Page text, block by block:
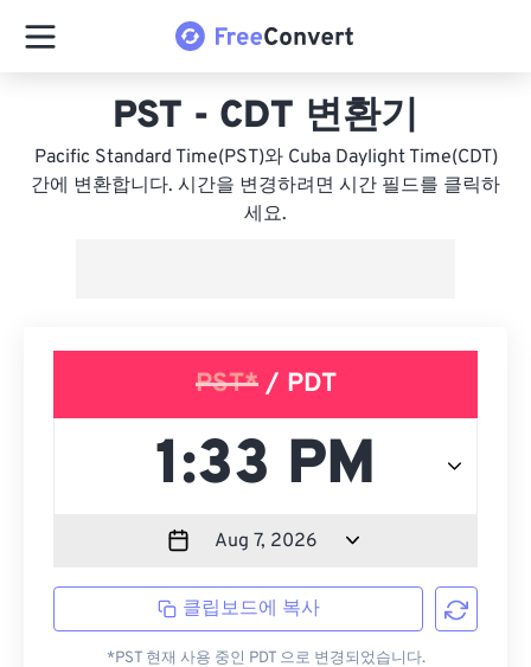
PST - CDT 변환기
Pacific Standard Time(PST)와 Cuba Daylight Time(CDT)
간에 변환합니다. 시간을 변경하려면 시간 필드를 클릭하
세요.
PST*/ PDT
클립보드에 복사
*PST 현재 사용 중인 PDT 으로 변경되었습니다.